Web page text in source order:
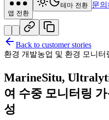
앱 전환
테마 전환 문의
Back to customer stories
환경 개발농업 및 환경 모니터
MarineSitu,
여 수중 모니터링
성